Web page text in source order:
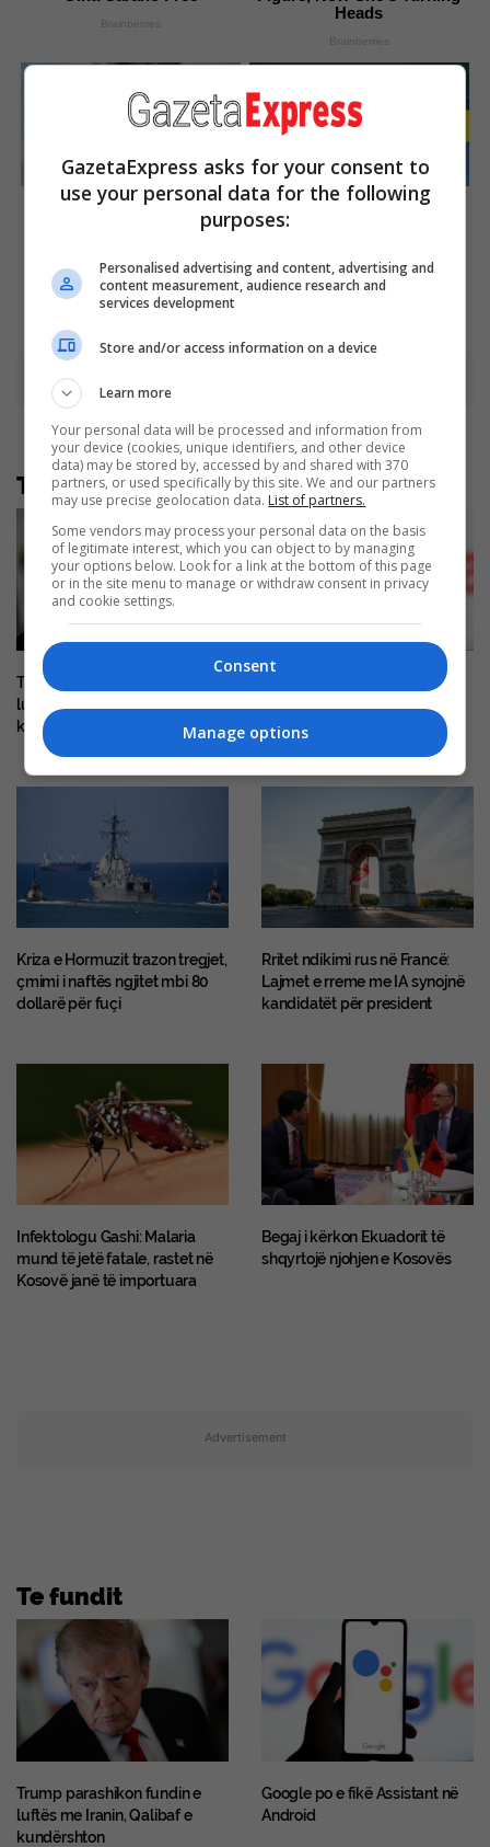
Brainberries
Heads
Brainberries
8 Conspiracies That Turned
Unforgettable Awkward
Moments From The
Brainberries
Të tjera nga rubrika
Trump parashikon fundin e
luftës me Iranin, Qalibaf e
kundërshton
Google po e fikë Assistant në
Kriza e Hormuzit trazon tregjet,
çmimi i naftës ngjitet mbi 80
dollarë për fuçi
Rritet ndikimi rus në Francë:
Lajmet e rreme me IA synojnë
kandidatët për president
​Infektologu Gashi: Malaria
mund të jetë fatale, rastet në
Kosovë janë të importuara
Begaj i kërkon Ekuadorit të
shqyrtojë njohjen e Kosovës
Advertisement
Te fundit
Trump parashikon fundin e
luftës me Iranin, Qalibaf e
kundërshton
Google po e fikë Assistant në
Android
GazetaExpress asks for your consent to
use your personal data for the following
purposes:
Personalised advertising and content, advertising and
content measurement, audience research and
services development
Store and/or access information on a device
Learn more
Your personal data will be processed and information from
your device (cookies, unique identifiers, and other device
data) may be stored by, accessed by and shared with 370
partners, or used specifically by this site. We and our partners
may use precise geolocation data. List of partners.
Some vendors may process your personal data on the basis
of legitimate interest, which you can object to by managing
your options below. Look for a link at the bottom of this page
or in the site menu to manage or withdraw consent in privacy
and cookie settings.
Consent
Manage options